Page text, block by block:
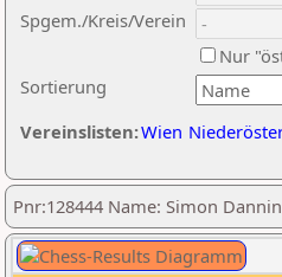
Sortierung
Spgem./Kreis/Verein
Nur
Vereinslisten:Wien
Pnr:128444 Name: Simon